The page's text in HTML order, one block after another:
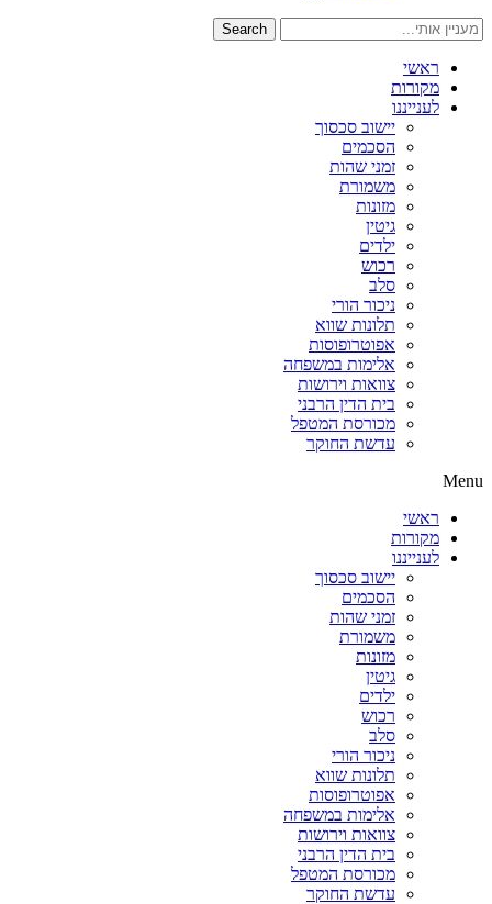
Search
ראשי
מקורות
לענייננו
יישוב סכסוך
הסכמים
זמני שהות
משמורת
מזונות
גיטין
ילדים
רכוש
סלב
ניכור הורי
תלונות שווא
אפוטרופוסות
אלימות במשפחה
צוואות וירושות
בית הדין הרבני
מכורסת המטפל
עדשת החוקר
Menu
ראשי
מקורות
לענייננו
יישוב סכסוך
הסכמים
זמני שהות
משמורת
מזונות
גיטין
ילדים
רכוש
סלב
ניכור הורי
תלונות שווא
אפוטרופוסות
אלימות במשפחה
צוואות וירושות
בית הדין הרבני
מכורסת המטפל
עדשת החוקר